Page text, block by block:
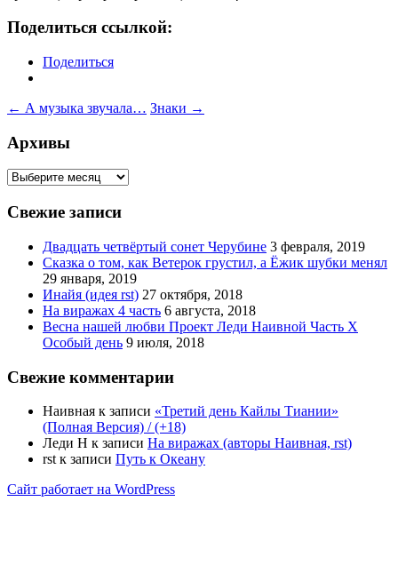
Поделиться ссылкой:
Поделиться
Навигация
по
записям
← А музыка звучала… Знаки →
Архивы
Архивы
Свежие записи
Двадцать четвёртый сонет Черубине 3 февраля, 2019
Сказка о том, как Ветерок грустил, а Ёжик шубки менял
29 января, 2019
Инайя (идея rst) 27 октября, 2018
На виражах 4 часть 6 августа, 2018
Весна нашей любви Проект Леди Наивной Часть Х
Особый день 9 июля, 2018
Свежие комментарии
Наивная к записи «Третий день Кайлы Тиании»
(Полная Версия) / (+18)
Леди Н к записи На виражах (авторы Наивная, rst)
rst к записи Путь к Океану
Сайт работает на WordPress